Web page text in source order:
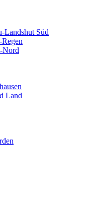
Landshut Süd
Nord
Land